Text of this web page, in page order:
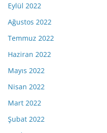
Eylül 2022
Ağustos 2022
Temmuz 2022
Haziran 2022
Mayıs 2022
Nisan 2022
Mart 2022
Şubat 2022